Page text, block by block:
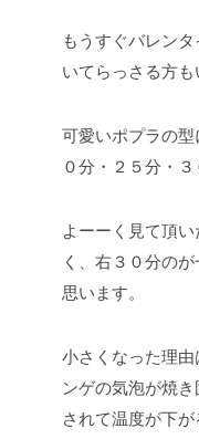
もうすぐバレン
いてらっさる方も
可愛いポプラの型
０分・２５分・３
よーーく見て頂
く、右３０分の
思います。
小さくなった理
ンゲの気泡が焼
されて温度が下が